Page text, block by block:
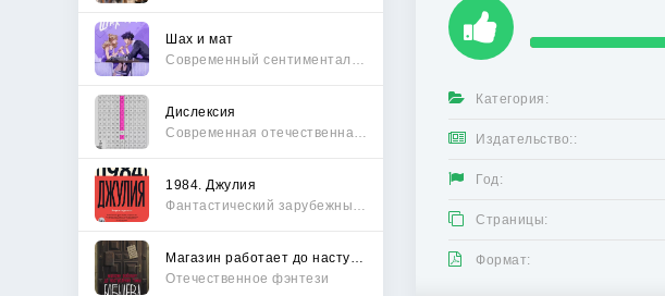
Шах и мат
Дислексия
1984. Джулия
Отечественное фэнтези
Категория:
Издательство::
Год:
Страницы:
Формат: